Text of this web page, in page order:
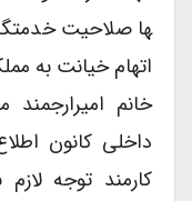
ها صلاحیت
اتهام خیانت به
خانم امیرارجمند
داخلی کانون
کارمند توجه لازم